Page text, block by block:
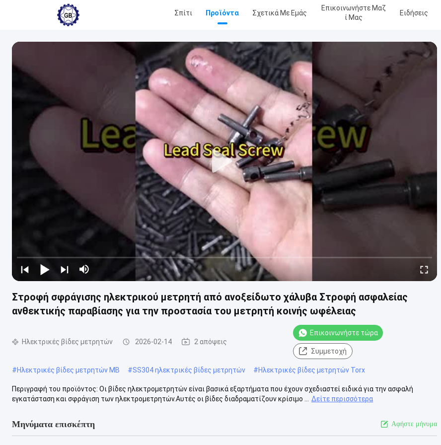
Σπίτι Προϊόντα Σχετικά Με Εμάς
Επικοινωνήστε Μαζ
Ί Μας
Ειδήσεις
Στροφή σφράγισης ηλεκτρικού μετρητή από ανοξείδωτο χάλυβα Στροφή ασφαλείας
ανθεκτικής παραβίασης για την προστασία του μετρητή κοινής ωφέλειας
Ηλεκτρικές βίδες μετρητών 2026-02-14 2 απόψεις
Επικοινωνήστε τώρα
Συμμετοχή
#Ηλεκτρικές βίδες μετρητών ΜΒ #SS304 ηλεκτρικές βίδες μετρητών #Ηλεκτρικές βίδες μετρητών Torx
Περιγραφή του προϊόντος: Οι βίδες ηλεκτρομετρητών είναι βασικά εξαρτήματα που έχουν σχεδιαστεί ειδικά για την ασφαλή
εγκατάσταση και σφράγιση των ηλεκτρομετρητών.Αυτές οι βίδες διαδραματίζουν κρίσιμο ...
Δείτε περισσότερα
Μηνύματα επισκέπτη Αφήστε μήνυμα